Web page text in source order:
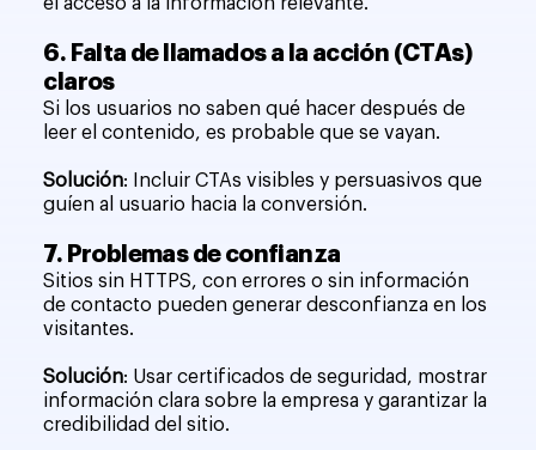
6. Falta de llamados a la acción (CTAs)
claros
Si los usuarios no saben qué hacer después de
leer el contenido, es probable que se vayan.
Solución: Incluir CTAs visibles y persuasivos que
guíen al usuario hacia la conversión.
7. Problemas de confianza
Sitios sin HTTPS, con errores o sin información
de contacto pueden generar desconfianza en los
visitantes.
Solución: Usar certificados de seguridad, mostrar
información clara sobre la empresa y garantizar la
credibilidad del sitio.